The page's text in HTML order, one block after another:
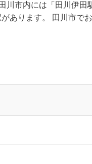
川市内には「田川伊田
あります。 田川市で